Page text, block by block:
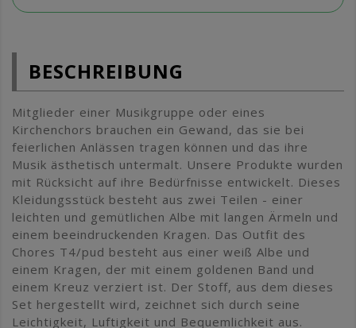
BESCHREIBUNG
Mitglieder einer Musikgruppe oder eines
Kirchenchors brauchen ein Gewand, das sie bei
feierlichen Anlässen tragen können und das ihre
Musik ästhetisch untermalt. Unsere Produkte wurden
mit Rücksicht auf ihre Bedürfnisse entwickelt. Dieses
Kleidungsstück besteht aus zwei Teilen - einer
leichten und gemütlichen Albe mit langen Ärmeln und
einem beeindruckenden Kragen. Das Outfit des
Chores T4/pud besteht aus einer weiß Albe und
einem Kragen, der mit einem goldenen Band und
einem Kreuz verziert ist. Der Stoff, aus dem dieses
Set hergestellt wird, zeichnet sich durch seine
Leichtigkeit, Luftigkeit und Bequemlichkeit aus.